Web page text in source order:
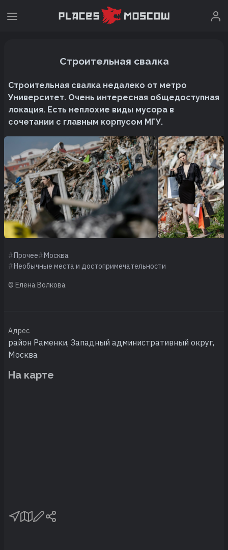
Строительная свалка
Строительная свалка недалеко от метро
Университет. Очень интересная общедоступная
локация. Есть неплохие виды мусора в
сочетании с главным корпусом МГУ.
Прочее
Москва
Необычные места и достопримечательности
© Елена Волкова
Адрес
район Раменки, Западный административный округ,
Москва
На карте